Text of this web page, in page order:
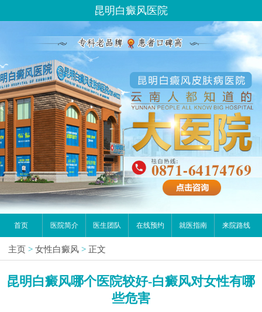
昆明白癜风医院
首页 医院简介 医生团队 在线预约 就医指南 来院路线
主页 > 女性白癜风 > 正文
昆明白癜风哪个医院较好-白癜风对女性有哪
些危害